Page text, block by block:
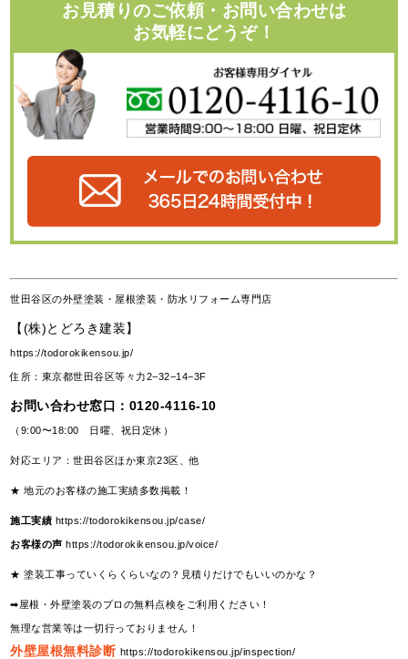
お見積りのご依頼・お問い合わせは
お気軽にどうぞ！
世田谷区の外壁塗装・屋根塗装・防水リフォーム専門店
【(株)とどろき建装】
https://todorokikensou.jp/
住所：東京都世田谷区等々力2−32−14−3F
お問い合わせ窓口： 0120-4116-10
（9:00〜18:00 日曜、祝日定休）
対応エリア：世田谷区ほか東京23区、他
★ 地元のお客様の施工実績多数掲載！
施工実績 https://todorokikensou.jp/case/
お客様の声 https://todorokikensou.jp/voice/
★ 塗装工事っていくらくらいなの？見積りだけでもいいのかな？
➡屋根・外壁塗装のプロの無料点検をご利用ください！
無理な営業等は一切行っておりません！
外壁屋根無料診断 https://todorokikensou.jp/inspection/